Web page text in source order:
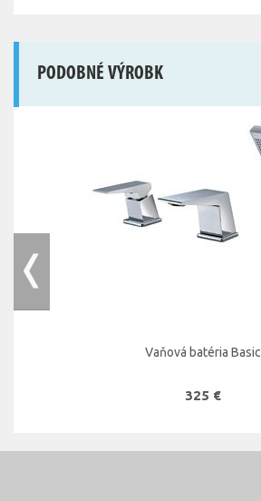
PODOBNÉ VÝROBK
Vaňová batéria Basic
325 €